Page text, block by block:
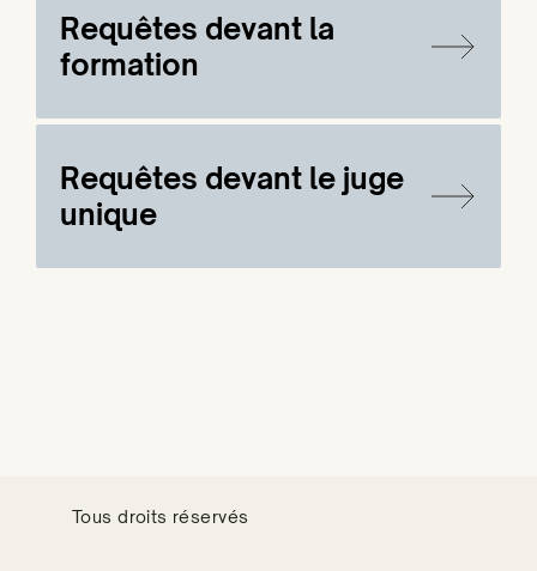
Requêtes devant la
formation
Requêtes devant le juge
unique
Tous droits réservés